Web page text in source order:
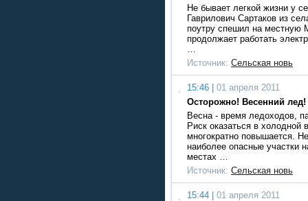
Не бывает легкой жизни у
Гаврилович Сартаков из
поутру спешил на местную
продолжает работать
…
Источник: Сельская новь
15:46 |
01 апреля 2011
Осторожно! Весенний лед!
Весна - время ледоходов,
Риск оказаться в холодной
многократно повышается.
наиболее опасные участки
местах …
Источник: Сельская новь
15:44 |
01 апреля 2011